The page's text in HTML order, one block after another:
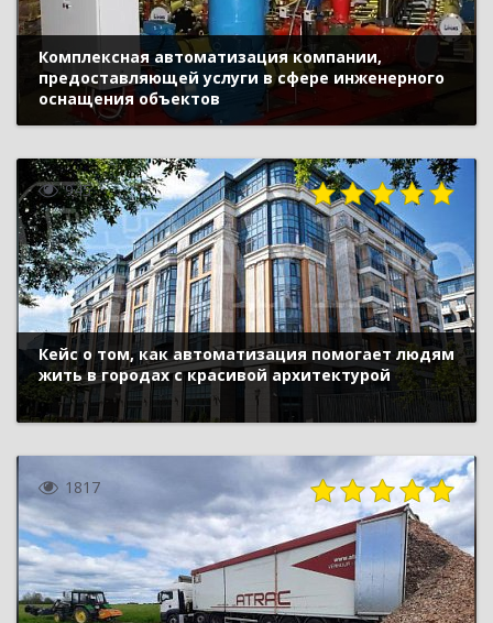
Комплексная автоматизация компании,
предоставляющей услуги в сфере инженерного
оснащения объектов
945
Кейс о том, как автоматизация помогает людям
жить в городах с красивой архитектурой
1817